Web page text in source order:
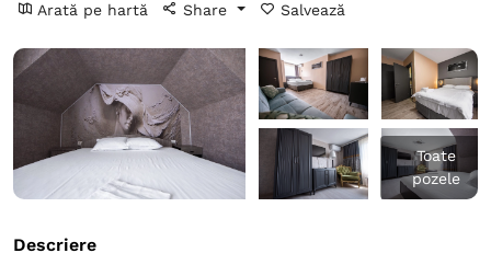
Arată pe hartă Share Salvează
Toate
pozele
Descriere